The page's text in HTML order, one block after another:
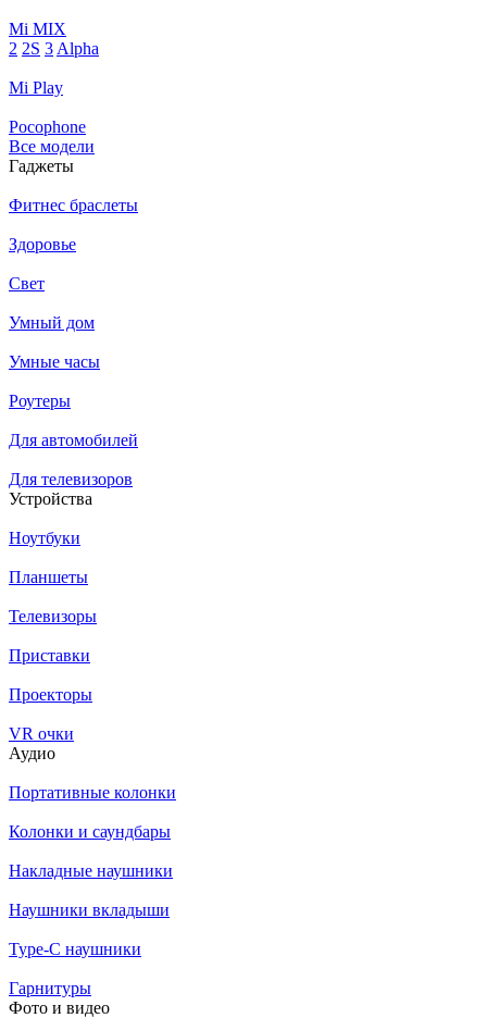
Mi MIX
2 2S 3 Alpha
Mi Play
Pocophone
Все модели
Гаджеты
Фитнес браслеты
Здоровье
Свет
Умный дом
Умные часы
Роутеры
Для автомобилей
Для телевизоров
Устройства
Ноутбуки
Планшеты
Телевизоры
Приставки
Проекторы
VR очки
Аудио
Портативные колонки
Колонки и саундбары
Накладные наушники
Наушники вкладыши
Type-C наушники
Гарнитуры
Фото и видео